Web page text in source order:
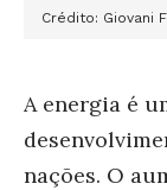
Crédito: Giovani
A energia é
nações. O